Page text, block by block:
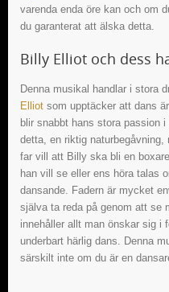
varenda enda öre kan och om
du garanterat att älska detta.
Billy Elliot och dess
Denna musikal handlar i stora
Elliot som upptäcker att dans
blir snabbt hans stora passion
detta, en riktig
far vill att Billy ska bli en
han vill se eller ens höra talas
dansande. Fadern är mycket
själva ta reda på genom att se
innehåller allt man önskar sig i
underbart härlig dans. Denna
särskilt inte om du är en